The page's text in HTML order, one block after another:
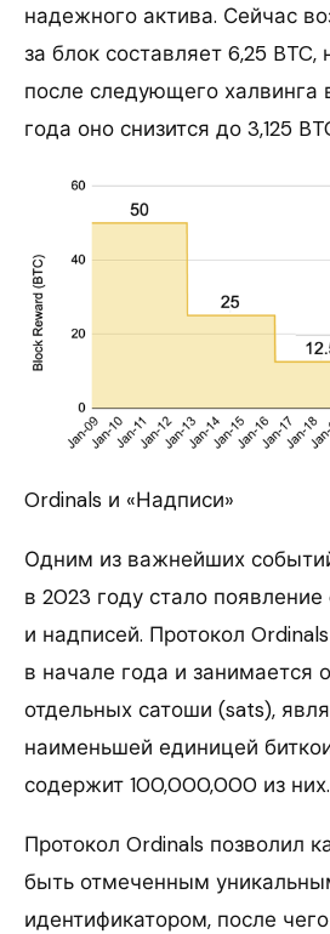
надежного актива. Сейчас
за блок составляет 6,25
после следующего халвинга
года оно снизится до 3,125
Ordinals и «Надписи»
Одним из важнейших
в 2023 году стало появление
и надписей. Протокол
в начале года и занимается
отдельных сатоши (sats),
наименьшей единицей
содержит 100,000,000 из них.
Протокол Ordinals позволил
быть отмеченным
идентификатором, после